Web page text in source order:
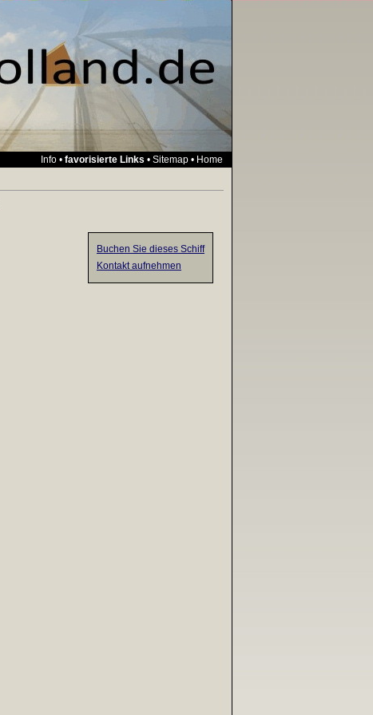
Info • favorisierte Links • Sitemap • Home
Buchen Sie dieses Schiff
Kontakt aufnehmen